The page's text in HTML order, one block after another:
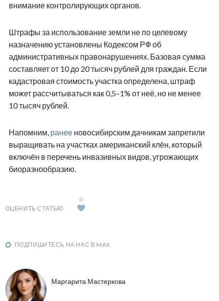
внимание контролирующих органов.
Штрафы за использование земли не по целевому
назначению установлены Кодексом РФ об
административных правонарушениях. Базовая сумма
составляет от 10 до 20 тысяч рублей для граждан. Если
кадастровая стоимость участка определена, штраф
может рассчитываться как 0,5–1% от неё, но не менее
10 тысяч рублей.
Напомним, ранееновосибирским дачникам запретили
выращивать на участках американский клён, который
включён в перечень инвазивных видов, угрожающих
биоразнообразию.
ОЦЕНИТЬ СТАТЬЮ
0
ПОДПИШИТЕСЬ НА НАС В MAX
Маргарита Мастеркова